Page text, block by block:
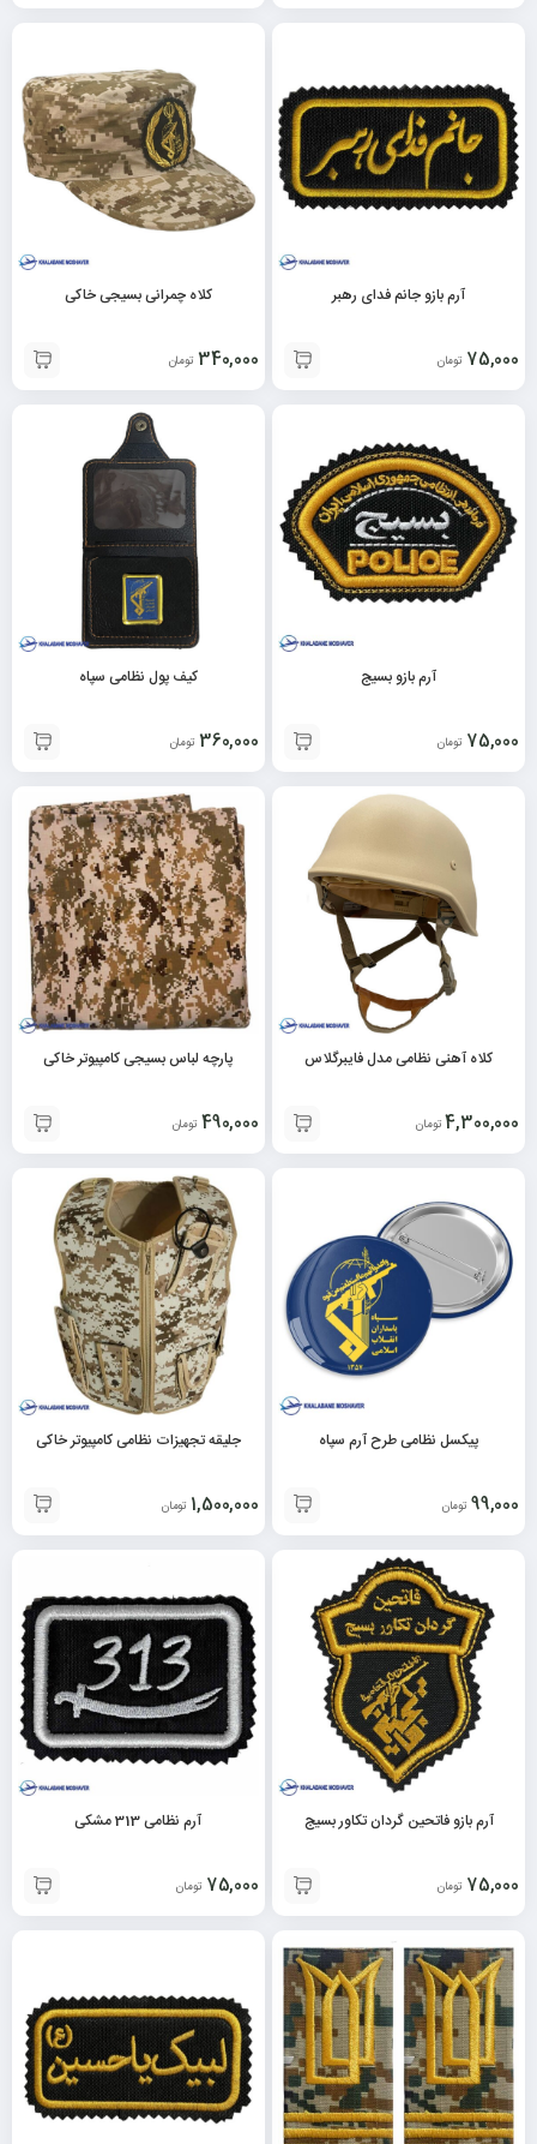
آرم بازو جانم فدای رهبر
75,000 تومان
کلاه چمرانی بسیجی خاکی
340,000 تومان
آرم بازو بسیج
75,000 تومان
کیف پول نظامی سپاه
360,000 تومان
کلاه آهنی نظامی مدل فایبرگلاس
4,300,000 تومان
پارچه لباس بسیجی کامپیوتر خاکی
490,000 تومان
پیکسل نظامی طرح آرم سپاه
99,000 تومان
جلیقه تجهیزات نظامی کامپیوتر خاکی
1,500,000 تومان
آرم بازو فاتحین گردان تکاور بسیج
75,000 تومان
آرم نظامی 313 مشکی
75,000 تومان